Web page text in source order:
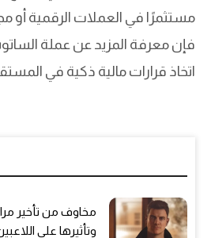
مستثمرًا في العملات الرقمية أو
فإن معرفة المزيد عن عملة
اتخاذ قرارات مالية ذكية في
وتأثيرها على